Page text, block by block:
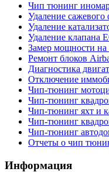
Чип тюнинг
Удаление сажевого
Удаление
Удаление клапана
Замер мощности на
Ремонт блоков
Диагностика
Отключение
Чип-тюнинг
Чип-тюнинг
Чип-тюнинг яхт и
Чип-тюнинг
Чип-тюнинг
Отчеты о чип
Информация